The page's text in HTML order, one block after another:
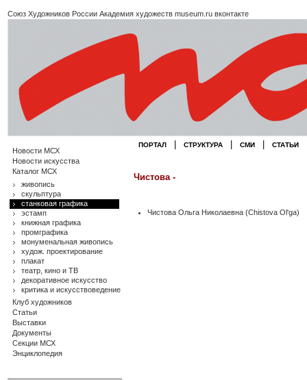
Союз Художников России Академия художеств museum.ru вконтакте
Новости МСХ
Новости искусства
Каталог МСХ
живопись
скульптура
станковая графика
эстамп
книжная графика
промграфика
монуменальная живопись
худож. проектирование
плакат
театр, кино и ТВ
декоративное искусство
критика и искусствоведение
Клуб художников
Статьи
Выставки
Документы
Секции МСХ
Энциклопедия
ПОРТАЛ СТРУКТУРА СМИ СТАТЬИ
Чистова -
Чистова Ольга Николаевна (Chistova Ol'ga)